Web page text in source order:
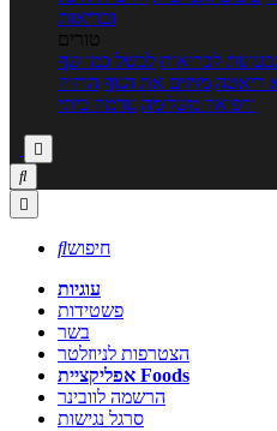
ובריאות
טורים
לבריאות לבשל כמו שף
דיאטה מזיזים את הגוף הרזיה
ורפואה משלימה גורמה ביתי



חיפוש
עוגיות
פשטידות
בשר
הצטרפות לניוזלטר
אפליקציית Foods
הרשמה לוובינר
סרגל נגישות